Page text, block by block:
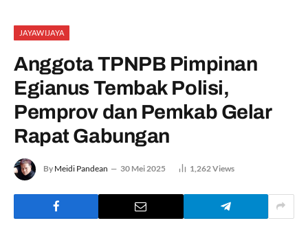
JAYAWIJAYA
Anggota TPNPB Pimpinan
Egianus Tembak Polisi,
Pemprov dan Pemkab Gelar
Rapat Gabungan
By Meidi Pandean 30 Mei 2025 1,262Views